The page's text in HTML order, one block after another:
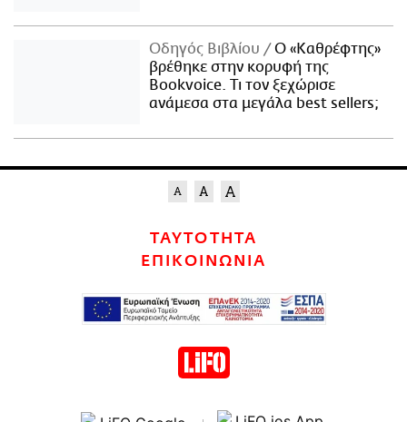
Οδηγός Βιβλίου
Ο «Καθρέφτης»
βρέθηκε στην κορυφή της
Bookvoice. Τι τον ξεχώρισε
ανάμεσα στα μεγάλα best sellers;
ΤΑΥΤΟΤΗΤΑ
ΕΠΙΚΟΙΝΩΝΙΑ